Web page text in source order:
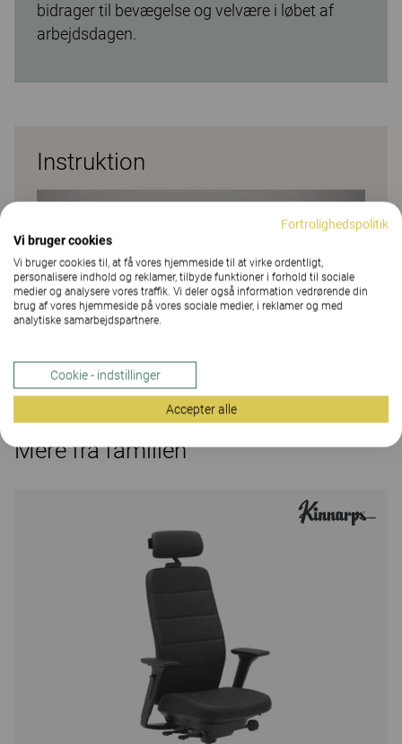
bidrager til bevægelse og velvære i løbet af
arbejdsdagen.
Instruktion
Mere fra familien
Fortrolighedspolitik
Vi bruger cookies
Vi bruger cookies til, at få vores hjemmeside til at virke ordentligt,
personalisere indhold og reklamer, tilbyde funktioner i forhold til sociale
medier og analysere vores traffik. Vi deler også information vedrørende din
brug af vores hjemmeside på vores sociale medier, i reklamer og med
analytiske samarbejdspartnere.
Cookie - indstillinger
Accepter alle